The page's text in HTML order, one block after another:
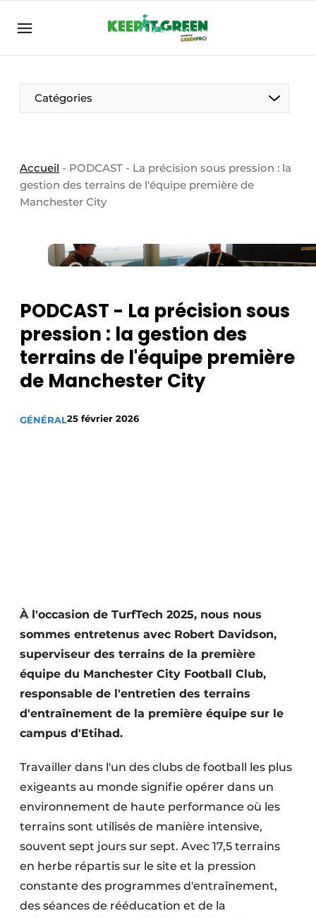
FR ENG FR
Catégories
Accueil - PODCAST - La précision sous pression : la
gestion des terrains de l'équipe première de
Manchester City
PODCAST - La précision sous
pression : la gestion des
terrains de l'équipe première
de Manchester City
GÉNÉRAL25 février 2026
À l'occasion de TurfTech 2025, nous nous
sommes entretenus avec Robert Davidson,
superviseur des terrains de la première
équipe du Manchester City Football Club,
responsable de l'entretien des terrains
d'entraînement de la première équipe sur le
campus d'Etihad.
Travailler dans l'un des clubs de football les plus
exigeants au monde signifie opérer dans un
environnement de haute performance où les
terrains sont utilisés de manière intensive,
souvent sept jours sur sept. Avec 17,5 terrains
en herbe répartis sur le site et la pression
constante des programmes d'entraînement,
des séances de rééducation et de la